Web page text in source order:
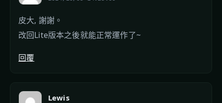
皮大, 謝謝。
改回Lite版本之後就能正常運作了~
回覆
Lewis